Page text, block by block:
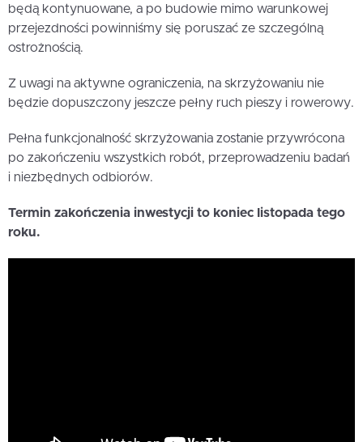
będą kontynuowane, a po budowie mimo warunkowej
przejezdności powinniśmy się poruszać ze szczególną
ostrożnością.
Z uwagi na aktywne ograniczenia, na skrzyżowaniu nie
będzie dopuszczony jeszcze pełny ruch pieszy i rowerowy.
Pełna funkcjonalność skrzyżowania zostanie przywrócona
po zakończeniu wszystkich robót, przeprowadzeniu badań
i niezbędnych odbiorów.
Termin zakończenia inwestycji to koniec listopada tego
roku.